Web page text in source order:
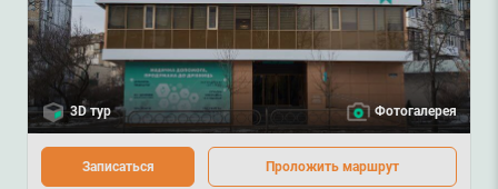
3D тур Фотогалерея
Записаться Проложить маршрут